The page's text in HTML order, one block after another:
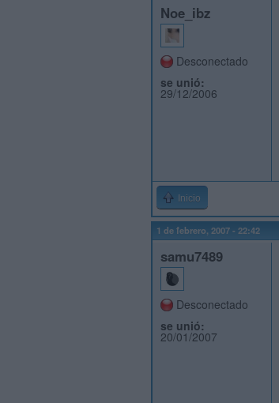
Noe_ibz
Desconectado
se unió:
29/12/2006
Inicio
1 de febrero, 2007 - 22:42
samu7489
Desconectado
se unió:
20/01/2007